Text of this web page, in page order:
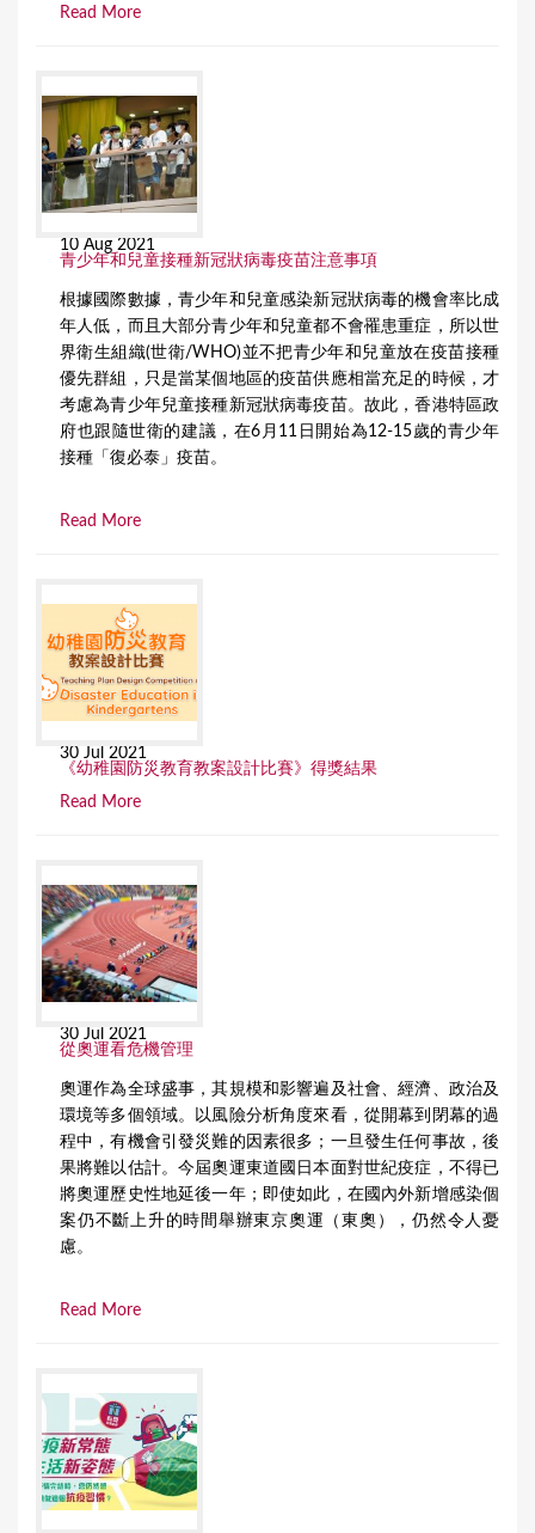
Read More
10 Aug 2021
青少年和兒童接種新冠狀病毒疫苗注意事項
根據國際數據，青少年和兒童感染新冠狀病毒的機會率比成
年人低，而且大部分青少年和兒童都不會罹患重症，所以世
界衛生組織(世衛/WHO)並不把青少年和兒童放在疫苗接種
優先群組，只是當某個地區的疫苗供應相當充足的時候，才
考慮為青少年兒童接種新冠狀病毒疫苗。故此，香港特區政
府也跟隨世衛的建議，在6月11日開始為12-15歲的青少年
接種「復必泰」疫苗。
Read More
30 Jul 2021
《幼稚園防災教育教案設計比賽》得獎結果
Read More
30 Jul 2021
從奧運看危機管理
奧運作為全球盛事，其規模和影響遍及社會、經濟、政治及
環境等多個領域。以風險分析角度來看，從開幕到閉幕的過
程中，有機會引發災難的因素很多；一旦發生任何事故，後
果將難以估計。今屆奧運東道國日本面對世紀疫症，不得已
將奧運歷史性地延後一年；即使如此，在國內外新增感染個
案仍不斷上升的時間舉辦東京奧運（東奧），仍然令人憂
慮。
Read More